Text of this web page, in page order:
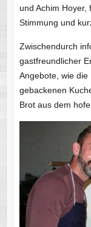
und Achim Hoyer,
Stimmung und
Zwischendurch
gastfreundlicher
Angebote, wie
gebackenen
Brot aus dem